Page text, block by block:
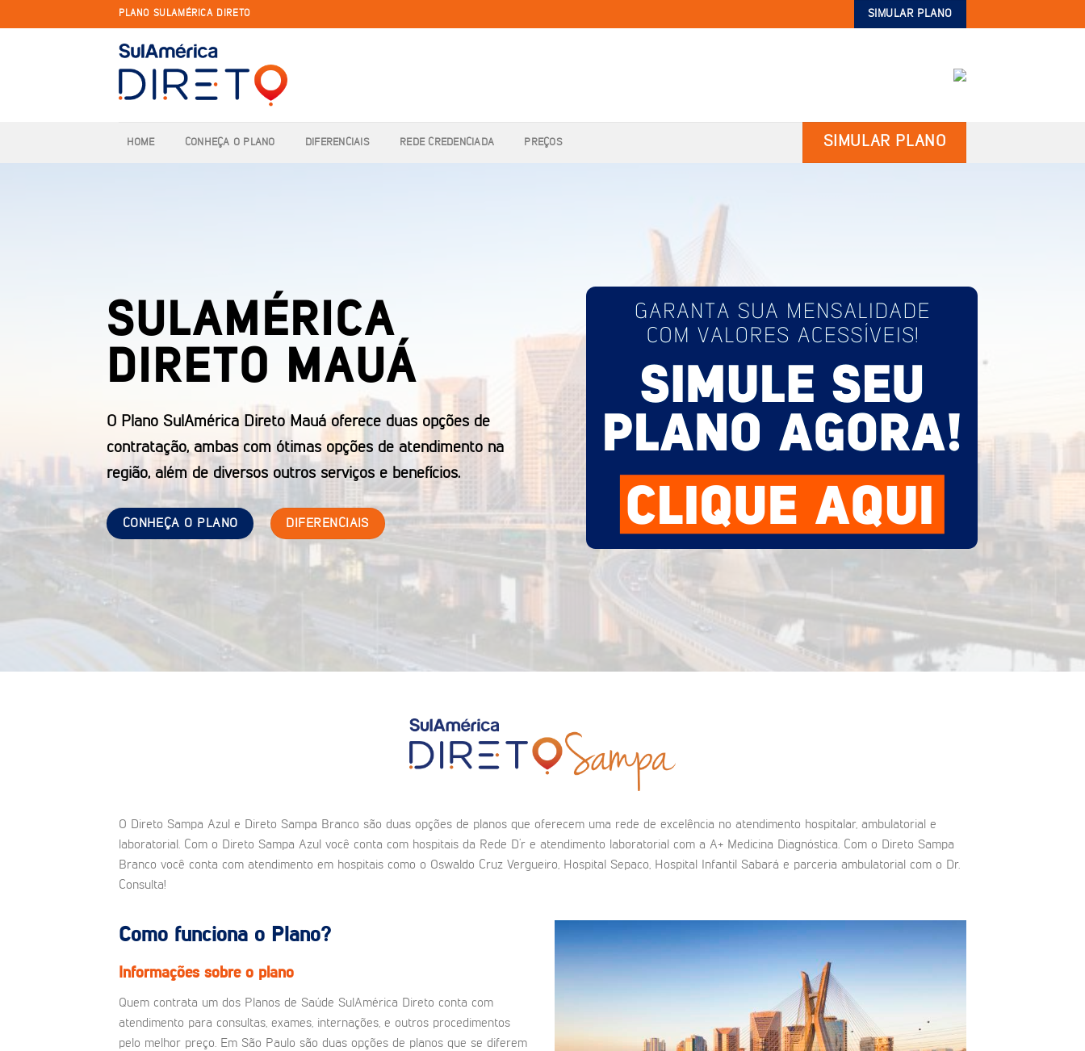
to
PLANO SULAMÉRICA DIRETO SIMULAR PLANO
HOME CONHEÇA O PLANO DIFERENCIAIS REDE CREDENCIADA PREÇOS SIMULAR PLANO
SULAMÉRICA
DIRETO MAUÁ
O Plano SulAmérica Direto Mauá oferece duas opções de
contratação, ambas com ótimas opções de atendimento na
região, além de diversos outros serviços e benefícios.
CONHEÇA O PLANO DIFERENCIAIS
O Direto Sampa Azul e Direto Sampa Branco são duas opções de planos que oferecem uma rede de excelência no atendimento hospitalar, ambulatorial e
laboratorial. Com o Direto Sampa Azul você conta com hospitais da Rede D’r e atendimento laboratorial com a A+ Medicina Diagnóstica. Com o Direto Sampa
Branco você conta com atendimento em hospitais como o Oswaldo Cruz Vergueiro, Hospital Sepaco, Hospital Infantil Sabará e parceria ambulatorial com o Dr.
Consulta!
Como funciona o Plano?
Informações sobre o plano
Quem contrata um dos Planos de Saúde SulAmérica Direto conta com
atendimento para consultas, exames, internações, e outros procedimentos
pelo melhor preço. Em São Paulo são duas opções de planos que se diferem